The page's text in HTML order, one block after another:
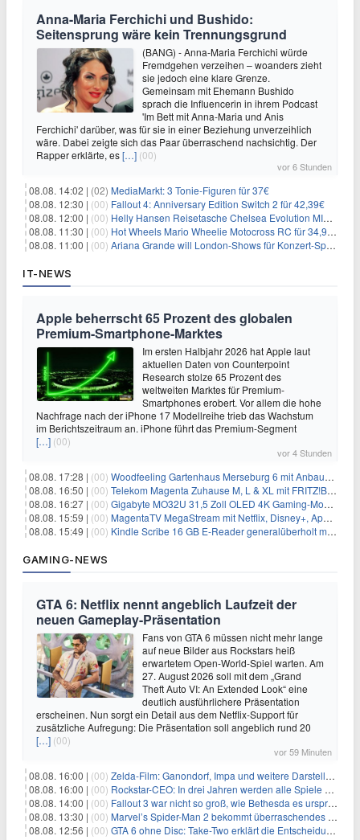
Anna-Maria Ferchichi und Bushido:
Seitensprung wäre kein Trennungsgrund
(BANG) - Anna-Maria Ferchichi würde
Fremdgehen verzeihen – woanders zieht
sie jedoch eine klare Grenze.
Gemeinsam mit Ehemann Bushido
sprach die Influencerin in ihrem Podcast
'Im Bett mit Anna-Maria und Anis
Ferchichi' darüber, was für sie in einer Beziehung unverzeihlich
wäre. Dabei zeigte sich das Paar überraschend nachsichtig. Der
Rapper erklärte, es[…] (00)
vor 6 Stunden
08.08. 14:02 | (02) MediaMarkt: 3 Tonie-Figuren für 37€
08.08. 12:30 | (00) Fallout 4: Anniversary Edition Switch 2 für 42,39€
08.08. 12:00 | (00) Helly Hansen Reisetasche Chelsea Evolution MID 54L für 29,99€
08.08. 11:30 | (00) Hot Wheels Mario Wheelie Motocross RC für 34,99€
08.08. 11:00 | (00) Ariana Grande will London-Shows für Konzert-Special filmen
IT-NEWS
Apple beherrscht 65 Prozent des globalen
Premium-Smartphone-Marktes
Im ersten Halbjahr 2026 hat Apple laut
aktuellen Daten von Counterpoint
Research stolze 65 Prozent des
weltweiten Marktes für Premium-
Smartphones erobert. Vor allem die hohe
Nachfrage nach der iPhone 17 Modellreihe trieb das Wachstum
im Berichtszeitraum an. iPhone führt das Premium-Segment
[…] (00)
vor 4 Stunden
08.08. 17:28 | (00) Woodfeeling Gartenhaus Merseburg 6 mit Anbaudach für 1.048€
08.08. 16:50 | (00) Telekom Magenta Zuhause M, L & XL mit FRITZ!Box 7690 für 1€ und 220€ Bonus (effektiv ab 19,74€/Monat)
08.08. 16:27 | (00) Gigabyte MO32U 31,5 Zoll OLED 4K Gaming-Monitor für 549€
08.08. 15:59 | (00) MagentaTV MegaStream mit Netflix, Disney+, Apple TV+ & RTL+ für 30€/Monat (effektiv 20,83€/Monat)
08.08. 15:49 | (00) Kindle Scribe 16 GB E-Reader generalüberholt mit Eingabestift für 197,99€
GAMING-NEWS
GTA 6: Netflix nennt angeblich Laufzeit der
neuen Gameplay-Präsentation
Fans von GTA 6 müssen nicht mehr lange
auf neue Bilder aus Rockstars heiß
erwartetem Open-World-Spiel warten. Am
27. August 2026 soll mit dem „Grand
Theft Auto VI: An Extended Look“ eine
deutlich ausführlichere Präsentation
erscheinen. Nun sorgt ein Detail aus dem Netflix-Support für
zusätzliche Aufregung: Die Präsentation soll angeblich rund 20
[…] (00)
vor 59 Minuten
08.08. 16:00 | (00) Zelda-Film: Ganondorf, Impa und weitere Darsteller sollen feststehen
08.08. 16:00 | (00) Rockstar-CEO: In drei Jahren werden alle Spiele gestreamt
08.08. 14:00 | (00) Fallout 3 war nicht so groß, wie Bethesda es ursprünglich wollte
08.08. 13:30 | (00) Marvel’s Spider-Man 2 bekommt überraschendes PS5-Update mit gewünschter Komfortfunktion
08.08. 12:56 | (00) GTA 6 ohne Disc: Take-Two erklärt die Entscheidung für Download-Codes